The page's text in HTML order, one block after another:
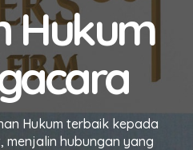
Hukum
Hukum terbaik kepada
menjalin hubungan yang